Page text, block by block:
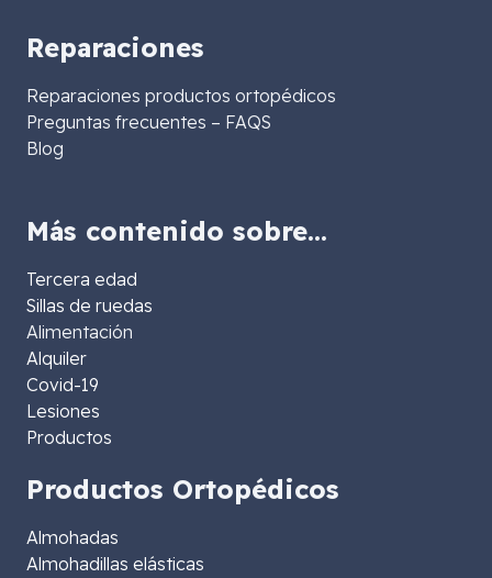
Reparaciones
Reparaciones productos ortopédicos
Preguntas frecuentes – FAQS
Blog
Más contenido sobre…
Tercera edad
Sillas de ruedas
Alimentación
Alquiler
Covid-19
Lesiones
Productos
Productos Ortopédicos
Almohadas
Almohadillas elásticas